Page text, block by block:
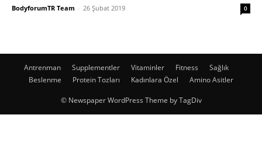
BodyforumTR Team - 26 Şubat 2019 0
Antrenman Supplementler Vitaminler Fitness
Sağlık
Beslenme
Protein Tozları Kadınlara Özel Amino Asitler
© Newspaper WordPress Theme by TagDiv